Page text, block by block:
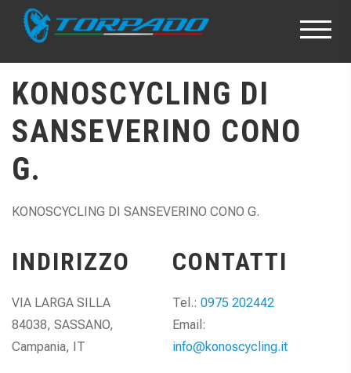
KONOSCYCLING DI
SANSEVERINO CONO
G.
KONOSCYCLING DI SANSEVERINO CONO G.
INDIRIZZO
VIA LARGA SILLA
84038, SASSANO,
Campania, IT
CONTATTI
Tel.: 0975 202442
Email:
info@konoscycling.it